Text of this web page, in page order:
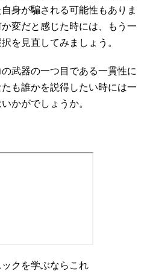
身が騙される可能性もありま
変だと感じた時には、もう一
を見直してみましょう。
武器の一つ目である一貫性に
も誰かを説得したい時には一
かがでしょうか。
クを学ぶならこれ